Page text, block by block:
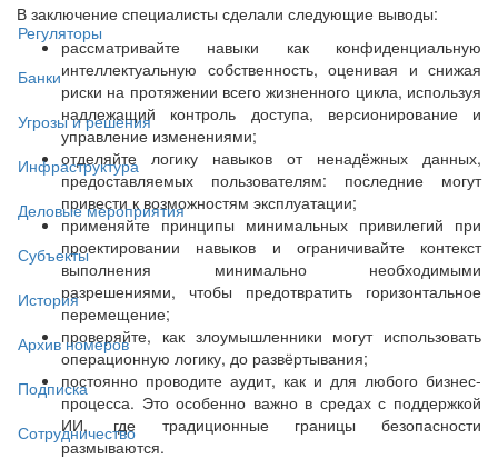
Регуляторы
Банки
Угрозы и решения
Инфраструктура
Деловые мероприятия
Субъекты
История
Архив номеров
Подписка
Сотрудничество
В заключение специалисты сделали следующие выводы:
рассматривайте навыки как конфиденциальную
интеллектуальную собственность, оценивая и снижая
риски на протяжении всего жизненного цикла, используя
надлежащий контроль доступа, версионирование и
управление изменениями;
отделяйте логику навыков от ненадёжных данных,
предоставляемых пользователям: последние могут
привести к возможностям эксплуатации;
применяйте принципы минимальных привилегий при
проектировании навыков и ограничивайте контекст
выполнения минимально необходимыми
разрешениями, чтобы предотвратить горизонтальное
перемещение;
проверяйте, как злоумышленники могут использовать
операционную логику, до развёртывания;
постоянно проводите аудит, как и для любого бизнес-
процесса. Это особенно важно в средах с поддержкой
ИИ, где традиционные границы безопасности
размываются.